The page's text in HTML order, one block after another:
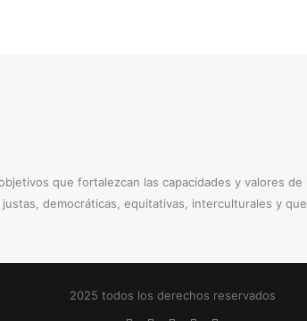
que fortalezcan las capacidades y valores
democráticas, equitativas, interculturales y
2025 todos los derechos reservados